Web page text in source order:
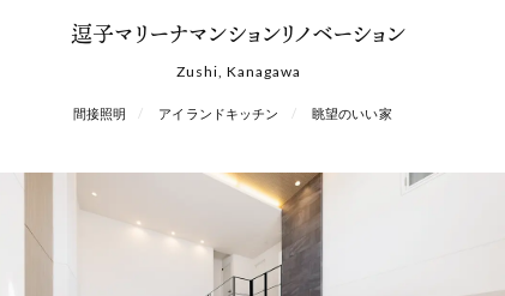
逗子マリーナマンションリノベーション
Zushi, Kanagawa
間接照明 アイランドキッチン 眺望のいい家